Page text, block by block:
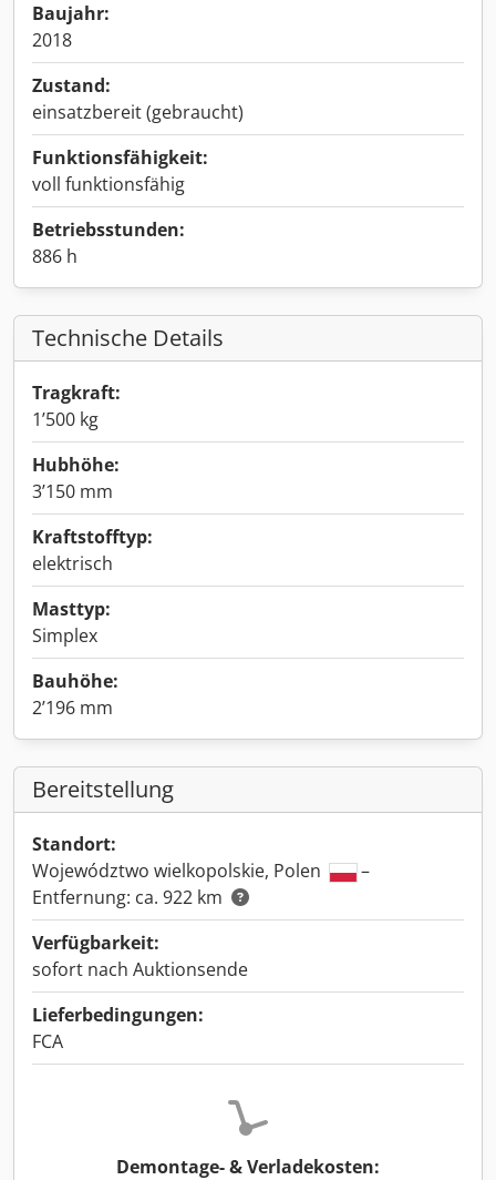
Baujahr:
2018
Zustand:
einsatzbereit (gebraucht)
Funktionsfähigkeit:
voll funktionsfähig
Betriebsstunden:
886 h
Technische Details
Tragkraft:
1’500 kg
Hubhöhe:
3’150 mm
Kraftstofftyp:
elektrisch
Masttyp:
Simplex
Bauhöhe:
2’196 mm
Bereitstellung
Standort:
Województwo wielkopolskie, Polen
–
Entfernung: ca. 922 km
Verfügbarkeit:
sofort nach Auktionsende
Lieferbedingungen:
FCA
Demontage- & Verladekosten: